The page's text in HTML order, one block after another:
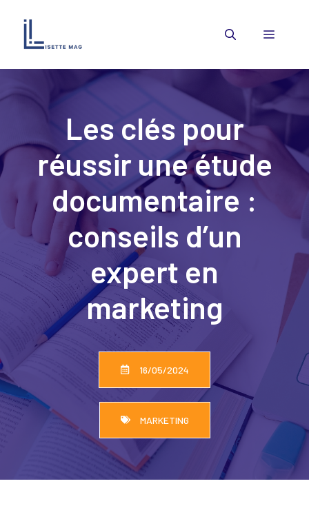
contenu
Menu
Les clés pour
réussir une étude
documentaire :
conseils d’un
expert en
marketing
16/05/2024
MARKETING